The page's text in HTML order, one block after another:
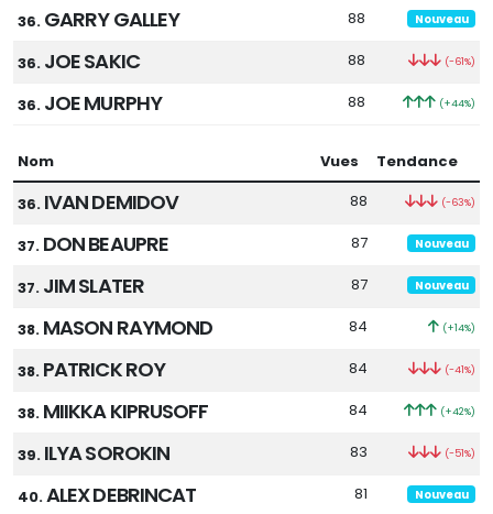
36. GARRY GALLEY 88 Nouveau
36. JOE SAKIC 88 (-61%)
36. JOE MURPHY 88 (+44%)
Nom Vues Tendance
36. IVAN DEMIDOV 88 (-63%)
37. DON BEAUPRE 87 Nouveau
37. JIM SLATER 87 Nouveau
38. MASON RAYMOND 84 (+14%)
38. PATRICK ROY 84 (-41%)
38. MIIKKA KIPRUSOFF 84 (+42%)
39. ILYA SOROKIN 83 (-51%)
40.ALEX DEBRINCAT 81 Nouveau